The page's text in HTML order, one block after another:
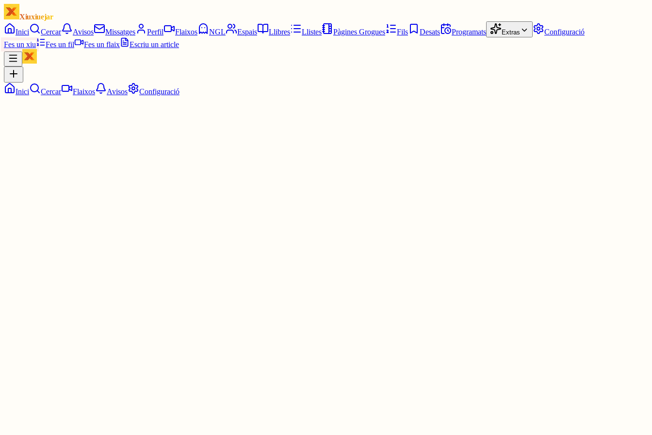
Xiuxiuejar
Inici
Cercar Avisos Missatges Perfil Flaixos NGL Espais Llibres Llistes Pàgines Grogues Fils Desats Programats Extras
Configuració
Fes un xiu
Fes un fil Fes un flaix Escriu un article
Inici Cercar Flaixos Avisos Configuració